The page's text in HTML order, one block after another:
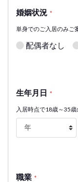
婚姻状況 *
単身でのご入居のみご
配偶者なし
生年月日 *
入居時点で18歳～35歳
職業 *